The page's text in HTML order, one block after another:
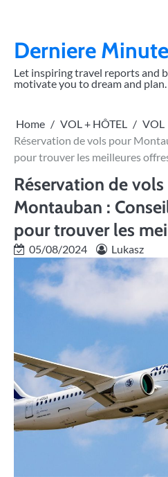
contentDerniere Minute
Let inspiring travel reports and
motivate you to dream and plan.
Home VOL + HÔTEL
VOL
Réservation de vols pour
pour trouver les meilleures
Réservation de
Montauban :
pour trouver les
05/08/2024 Lukasz